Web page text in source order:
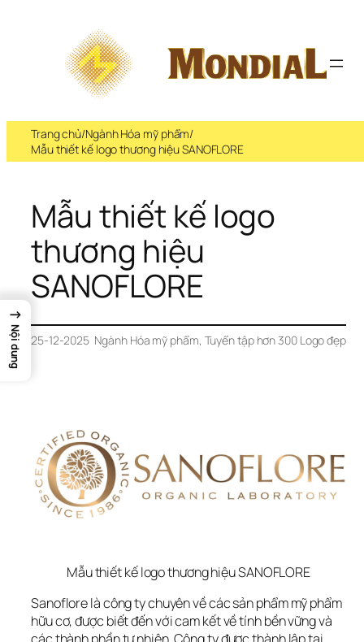
Trang chủ/Ngành Hóa mỹ phẩm/
Mẫu thiết kế logo thương hiệu SANOFLORE
Mẫu thiết kế logo
thương hiệu
SANOFLORE
25-12-2025 Ngành Hóa mỹ phẩm, Tuyển tập hơn 300 Logo đẹp
Mẫu thiết kế logo thương hiệu SANOFLORE
Sanoflore là công ty chuyên về các sản phẩm mỹ phẩm
hữu cơ, được biết đến với cam kết về tính bền vững và
→
Nội dung